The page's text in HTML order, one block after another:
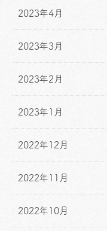
2023年4月
2023年3月
2023年2月
2023年1月
2022年12月
2022年11月
2022年10月